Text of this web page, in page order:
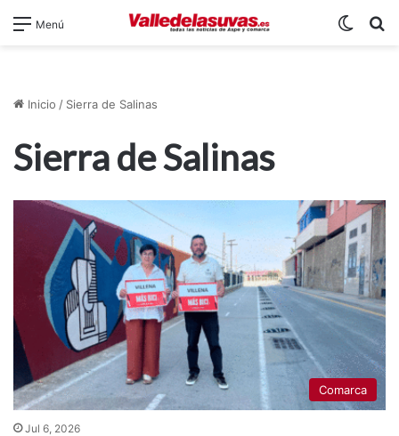
Menú
Inicio / Sierra de Salinas
Sierra de Salinas
Comarca
Jul 6, 2026